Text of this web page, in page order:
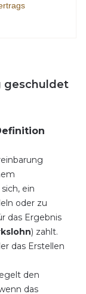
geschuldet
ein
oder zu
das Ergebnis
) zahlt.
das Erstellen
den
das